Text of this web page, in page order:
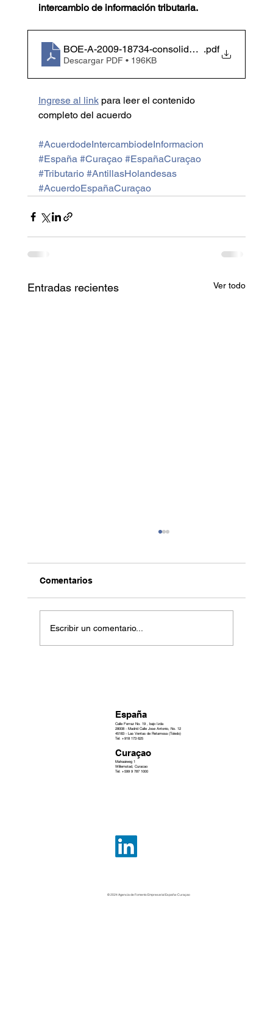
intercambio de información tributaria.
BOE-A-2009-18734-consolidado.pdf
Descargar PDF • 196KB
Ingrese al link para leer el contenido
completo del acuerdo
#AcuerdodeIntercambiodeInformacion
#España #Curaçao #EspañaCuraçao
#Tributario #AntillasHolandesas
#AcuerdoEspañaCuraçao
Entradas recientes Ver todo
Comentarios
Escribir un comentario...
España
Calle Ferraz No. 19 , bajo Izda
28008 - Madrid Calle Jose Antonio, No. 12
45183 - Las Ventas de Retamosa (Toledo)
Tel: +918 173 625
Curaçao
Mahaaiweg 1
Willemstad, Curacao
Tel: +599 9 787 1000
© 2024 Agencia de Fomento Empresarial España-Curaçao